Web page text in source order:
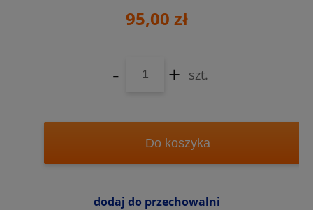
95,00 zł
- + szt.
Do koszyka
dodaj do przechowalni